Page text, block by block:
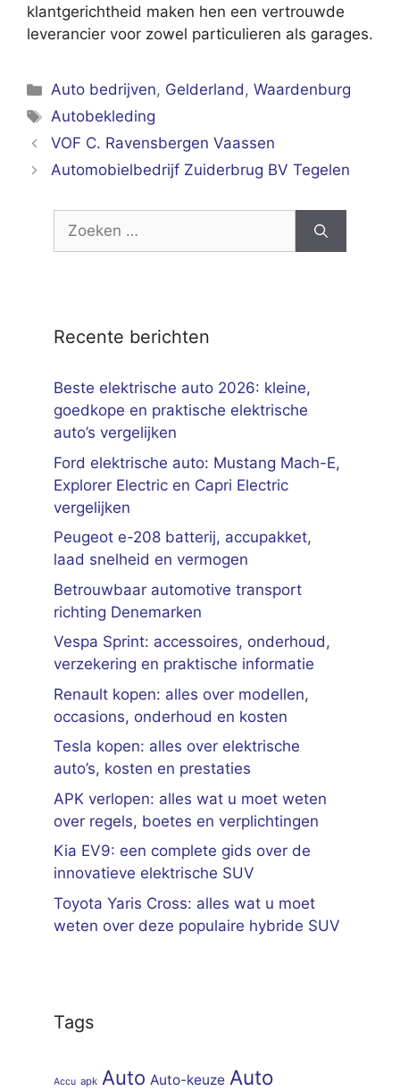
klantgerichtheid maken hen een vertrouwde
leverancier voor zowel particulieren als garages.
Categorieën
Auto bedrijven, Gelderland,Waardenburg
Tags
Autobekleding
VOF C. Ravensbergen Vaassen
Automobielbedrijf Zuiderbrug BV Tegelen
Zoek
Recente berichten
Beste elektrische auto 2026: kleine,
goedkope en praktische elektrische
auto’s vergelijken
Ford elektrische auto: Mustang Mach-E,
Explorer Electric en Capri Electric
vergelijken
Peugeot e-208 batterij, accupakket,
laad snelheid en vermogen
Betrouwbaar automotive transport
richting Denemarken
Vespa Sprint: accessoires, onderhoud,
verzekering en praktische informatie
Renault kopen: alles over modellen,
occasions, onderhoud en kosten
Tesla kopen: alles over elektrische
auto’s, kosten en prestaties
APK verlopen: alles wat u moet weten
over regels, boetes en verplichtingen
Kia EV9: een complete gids over de
innovatieve elektrische SUV
Toyota Yaris Cross: alles wat u moet
weten over deze populaire hybride SUV
Tags
Accu apk Auto Auto-keuze Auto